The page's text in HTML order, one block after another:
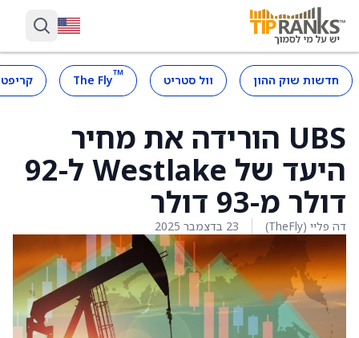
חדשות שוק ההון וול סטריט ™
The Fly
UBS הורידה את מחיר
היעד של Westlake ל-92
דולר מ-93 דולר
דה פליי (TheFly) 23 בדצמבר 2025